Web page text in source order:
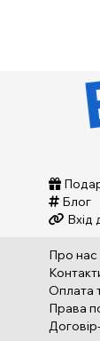
Блог
Вхід
Про нас
Оплата
Права